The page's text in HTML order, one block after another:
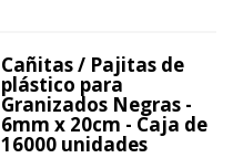
Cañitas / Pajitas de
plástico para
Granizados Negras -
6mm x 20cm - Caja de
16000 unidades